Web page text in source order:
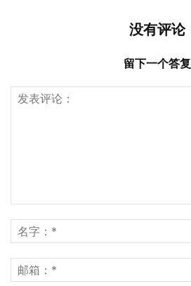
没有评论
留下一个答复